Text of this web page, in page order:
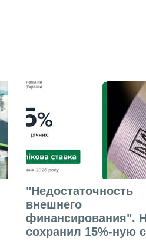
"Недостаточность
внешнего
финансирования".
сохранил 15%-ную